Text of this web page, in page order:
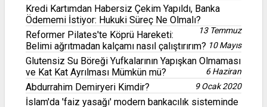
Kredi Kartımdan Habersiz Çekim Yapıldı, Banka
Ödememi İstiyor: Hukuki Süreç Ne Olmalı?
13 Temmuz
Reformer Pilates'te Köprü Hareketi:
Belimi ağrıtmadan kalçamı nasıl çalıştırırım? 10 Mayıs
Glutensiz Su Böreği Yufkalarının Yapışkan Olmaması
ve Kat Kat Ayrılması Mümkün mü?
6 Haziran
Abdurrahim Demiryeri Kimdir? 9 Ocak 2020
İslam'da 'faiz yasağı' modern bankacılık sisteminde